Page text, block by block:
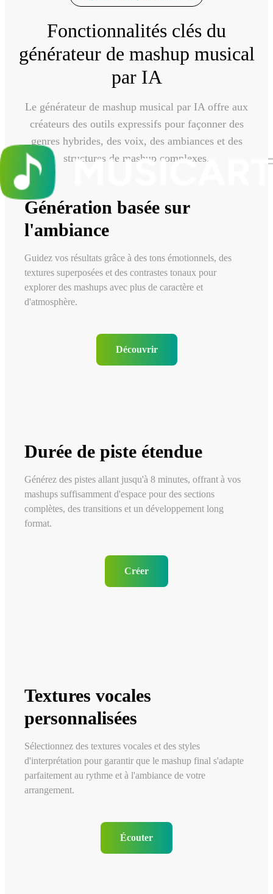
Fonctionnalités clés du
générateur de mashup musical
par IA
Le générateur de mashup musical par IA offre aux
créateurs des outils expressifs pour façonner des
genres hybrides, des voix, des ambiances et des
structures de mashup complexes.
Génération basée sur
l'ambiance
Guidez vos résultats grâce à des tons émotionnels, des
textures superposées et des contrastes tonaux pour
explorer des mashups avec plus de caractère et
d'atmosphère.
Découvrir
Durée de piste étendue
Générez des pistes allant jusqu'à 8 minutes, offrant à vos
mashups suffisamment d'espace pour des sections
complètes, des transitions et un développement long
format.
Créer
Textures vocales
personnalisées
Sélectionnez des textures vocales et des styles
d'interprétation pour garantir que le mashup final s'adapte
parfaitement au rythme et à l'ambiance de votre
arrangement.
Écouter